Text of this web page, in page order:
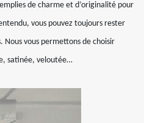
de charme et d’originalité pour
vous pouvez toujours rester
Nous vous permettons de choisir
satinée, veloutée…